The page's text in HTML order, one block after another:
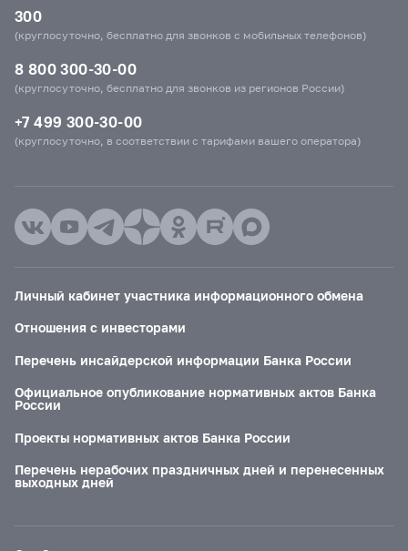
300
(круглосуточно, бесплатно для звонков с мобильных телефонов)
8 800 300-30-00
(круглосуточно, бесплатно для звонков из регионов России)
+7 499 300-30-00
(круглосуточно, в соответствии с тарифами вашего оператора)
Личный кабинет участника информационного обмена
Отношения с инвесторами
Перечень инсайдерской информации Банка России
Официальное опубликование нормативных актов Банка
России
Проекты нормативных актов Банка России
Перечень нерабочих праздничных дней и перенесенных
выходных дней